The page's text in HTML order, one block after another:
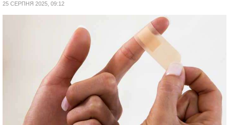
25 СЕРПНЯ 2025, 09:12